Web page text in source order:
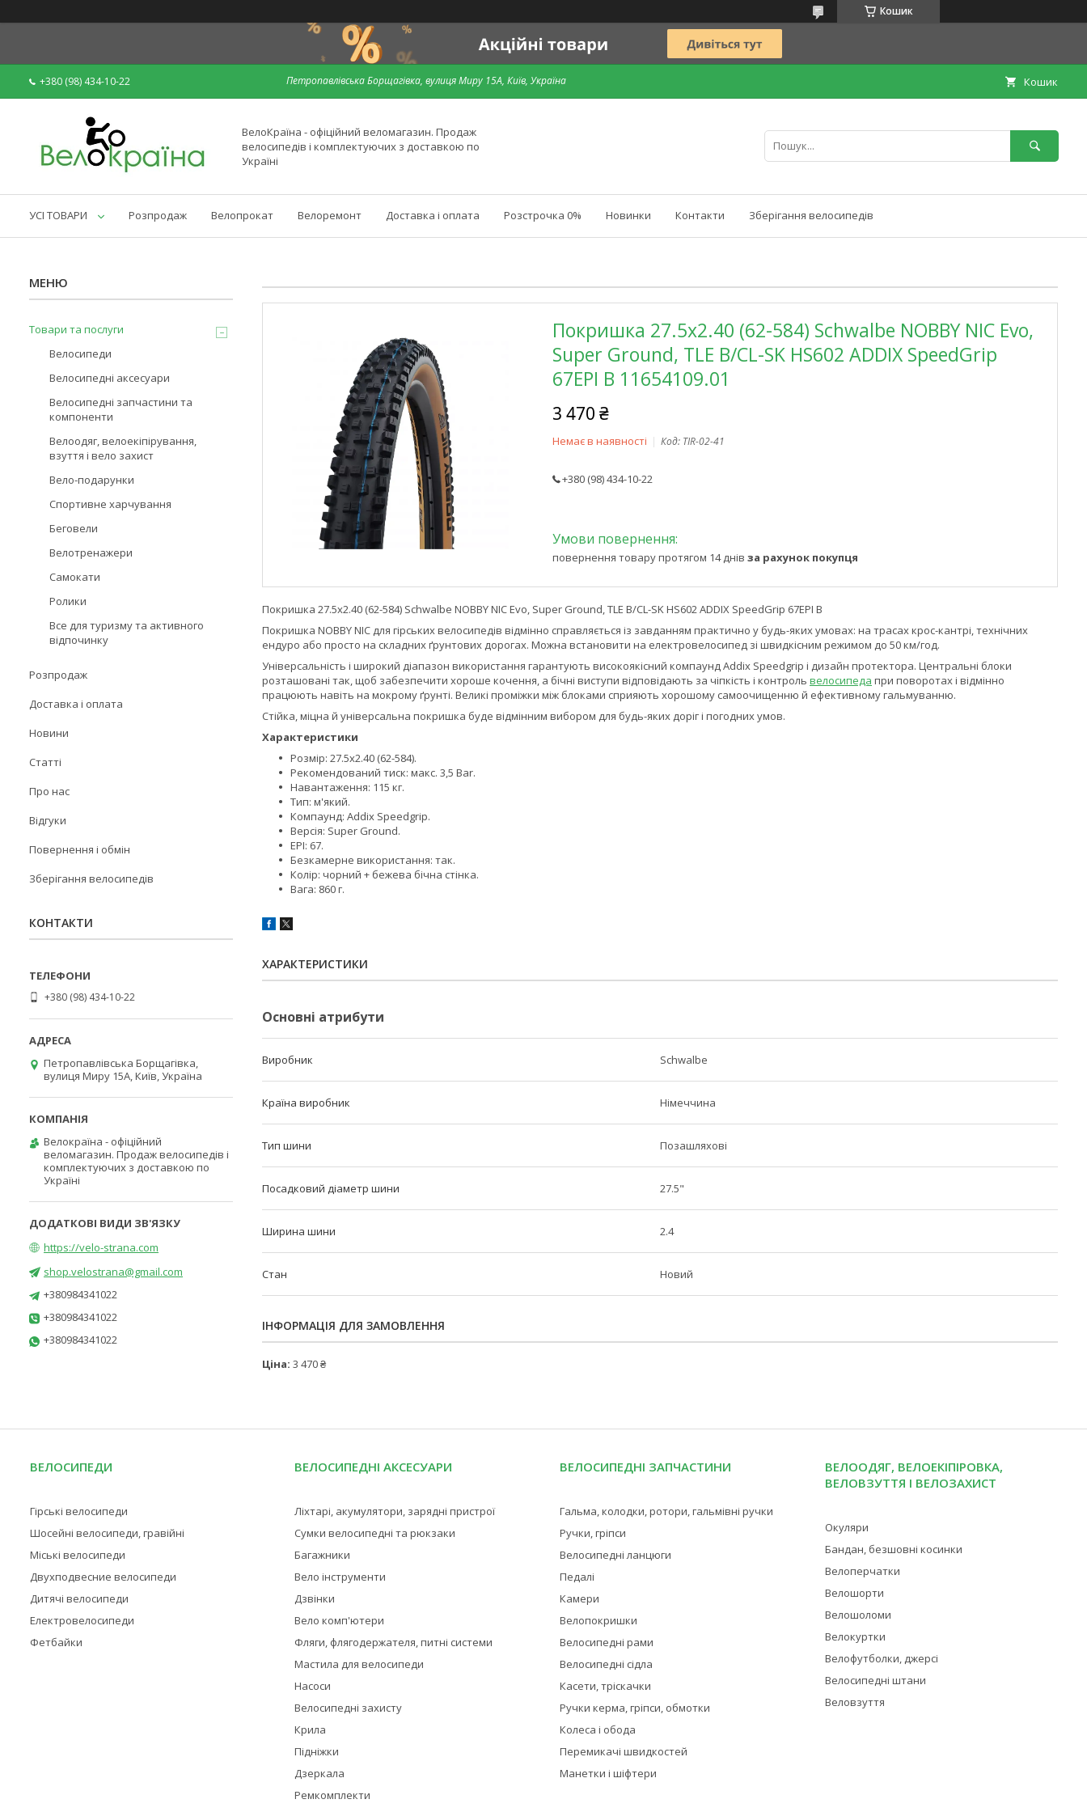
Кошик
+380 (98) 434-10-22 Петропавлівська Борщагівка, вулиця Миру 15А, Київ, Україна Кошик
ВелоКраїна - офіційний веломагазин. Продаж
велосипедів і комплектуючих з доставкою по
Україні
УСІ ТОВАРИ Розпродаж Велопрокат Велоремонт Доставка і оплата Розстрочка 0% Новинки Контакти Зберігання велосипедів
Покришка 27.5x2.40 (62-584) Schwalbe NOBBY NIC Evo,
Super Ground, TLE B/CL-SK HS602 ADDIX SpeedGrip
67EPI B 11654109.01
3 470 ₴
Немає в наявності Код: TIR-02-41
+380 (98) 434-10-22
повернення товару протягом 14 днів за рахунок покупця
Покришка 27.5x2.40 (62-584) Schwalbe NOBBY NIC Evo, Super Ground, TLE B/CL-SK HS602 ADDIX SpeedGrip 67EPI B
Покришка NOBBY NIC для гірських велосипедів відмінно справляється із завданням практично у будь-яких умовах: на трасах крос-кантрі, технічних
ендуро або просто на складних ґрунтових дорогах. Можна встановити на електровелосипед зі швидкісним режимом до 50 км/год.
Універсальність і широкий діапазон використання гарантують високоякісний компаунд Addix Speedgrip і дизайн протектора. Центральні блоки
розташовані так, щоб забезпечити хороше кочення, а бічні виступи відповідають за чіпкість і контроль велосипеда при поворотах і відмінно
працюють навіть на мокрому ґрунті. Великі проміжки між блоками сприяють хорошому самоочищенню й ефективному гальмуванню.
Стійка, міцна й універсальна покришка буде відмінним вибором для будь-яких доріг і погодних умов.
Характеристики
Розмір: 27.5x2.40 (62-584).
Рекомендований тиск: макс. 3,5 Bar.
Навантаження: 115 кг.
Тип: м'який.
Компаунд: Addix Speedgrip.
Версія: Super Ground.
EPI: 67.
Безкамерне використання: так.
Колір: чорний + бежева бічна стінка.
Вага: 860 г.
ХАРАКТЕРИСТИКИ
Основні атрибути
Виробник Schwalbe
Країна виробник Німеччина
Тип шини Позашляхові
Посадковий діаметр шини 27.5"
Ширина шини 2.4
Стан Новий
ІНФОРМАЦІЯ ДЛЯ ЗАМОВЛЕННЯ
Ціна: 3 470 ₴
Товари та послуги
Велосипеди
Велосипедні аксесуари
Велосипедні запчастини та
компоненти
Велоодяг, велоекіпірування,
взуття і вело захист
Вело-подарунки
Спортивне харчування
Беговели
Велотренажери
Самокати
Ролики
Все для туризму та активного
відпочинку
Розпродаж
Доставка і оплата
Новини
Статті
Про нас
Відгуки
Повернення і обмін
Зберігання велосипедів
КОНТАКТИ
+380 (98) 434-10-22
Петропавлівська Борщагівка,
вулиця Миру 15А, Київ, Україна
Велокраїна - офіційний
веломагазин. Продаж велосипедів і
комплектуючих з доставкою по
Україні
https://velo-strana.com
shop.velostrana@gmail.com
+380984341022
+380984341022
+380984341022
ВЕЛОСИПЕДИ
Гірські велосипеди
Шосейні велосипеди, гравійні
Міські велосипеди
Двухподвесние велосипеди
Дитячі велосипеди
Електровелосипеди
Фетбайки
ВЕЛОСИПЕДНІ АКСЕСУАРИ
Ліхтарі, акумулятори, зарядні пристрої
Сумки велосипедні та рюкзаки
Багажники
Вело інструменти
Дзвінки
Вело комп'ютери
Фляги, флягодержателя, питні системи
Мастила для велосипеди
Насоси
Велосипедні захисту
Крила
Підніжки
Дзеркала
Ремкомплекти
ВЕЛОСИПЕДНІ ЗАПЧАСТИНИ
Гальма, колодки, ротори, гальмівні ручки
Ручки, гріпси
Велосипедні ланцюги
Педалі
Камери
Велопокришки
Велосипедні рами
Велосипедні сідла
Касети, тріскачки
Ручки керма, гріпси, обмотки
Колеса і обода
Перемикачі швидкостей
Манетки і шіфтери
ВЕЛООДЯГ, ВЕЛОЕКІПІРОВКА,
ВЕЛОВЗУТТЯ І ВЕЛОЗАХИСТ
Окуляри
Бандан, безшовні косинки
Велоперчатки
Велошорти
Велошоломи
Велокуртки
Велофутболки, джерсі
Велосипедні штани
Веловзуття